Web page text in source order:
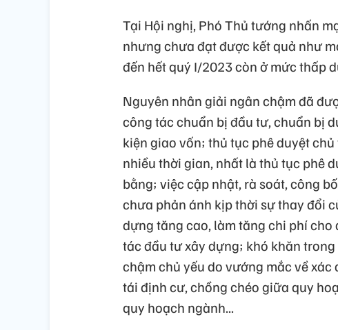
Tại Hội nghị, Phó Thủ tướng nhấn
nhưng chưa đạt được kết quả như
đến hết quý I/2023 còn ở mức thấp
Nguyên nhân giải ngân chậm đã
công tác chuẩn bị đầu tư, chuẩn bị
kiện giao vốn; thủ tục phê duyệt
nhiều thời gian, nhất là thủ tục phê
bằng; việc cập nhật, rà soát, công
chưa phản ánh kịp thời sự thay đổi
dựng tăng cao, làm tăng chi phí
tác đầu tư xây dựng; khó khăn
chậm chủ yếu do vướng mắc về
tái định cư, chồng chéo giữa quy
quy hoạch ngành...